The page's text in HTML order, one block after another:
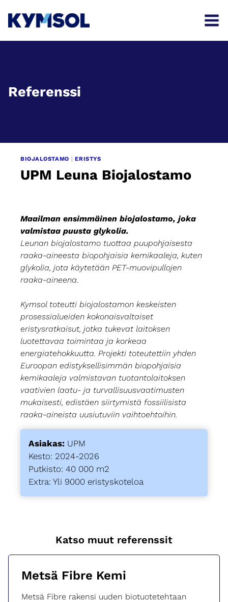
sisältöön
Referenssi
BIOJALOSTAMO |ERISTYS
UPM Leuna Biojalostamo
Maailman ensimmäinen biojalostamo, joka
valmistaa puusta glykolia.
Leunan biojalostamo tuottaa puupohjaisesta
raaka-aineesta biopohjaisia kemikaaleja, kuten
glykolia, jota käytetään PET-muovipullojen
raaka-aineena.
Kymsol toteutti biojalostamon keskeisten
prosessialueiden kokonaisvaltaiset
eristysratkaisut, jotka tukevat laitoksen
luotettavaa toimintaa ja korkeaa
energiatehokkuutta. Projekti toteutettiin yhden
Euroopan edistyksellisimmän biopohjaisia
kemikaaleja valmistavan tuotantolaitoksen
vaativien laatu- ja turvallisuusvaatimusten
mukaisesti, edistäen siirtymistä fossiilisista
raaka-aineista uusiutuviin vaihtoehtoihin.
Asiakas: UPM
Kesto: 2024-2026
Putkisto: 40 000 m2
Extra: Yli 9000 eristyskoteloa
Katso muut referenssit
Metsä Fibre Kemi
Metsä Fibre rakensi uuden biotuotetehtaan